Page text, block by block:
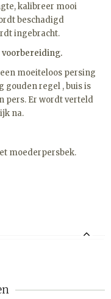
kalibreer mooi
beschadigd
ingebracht.
voorbereiding.
moeiteloos persing
gouden regel , buis is
pers. Er wordt verteld
na.
moederpersbek.